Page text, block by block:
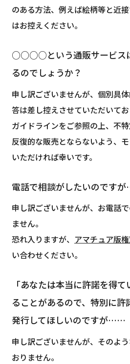
のある方法、例えば絵柄等と近
はお控えください。
○○○○という通販サービス
るのでしょうか？
申し訳ございませんが、個別具
答は差し控えさせていただいてお
ガイドラインをご参照の上、不
反復的な販売とならないよう、
いただければ幸いです。
電話で相談がしたいのです
申し訳ございませんが、お電話
ません。
恐れ入りますが、 アマチュア版
い合わせください。
「あなたは本当に許諾を得
ることがあるので、特別に許
発行してほしいのですが……
申し訳ございませんが、そのよ
おりません。